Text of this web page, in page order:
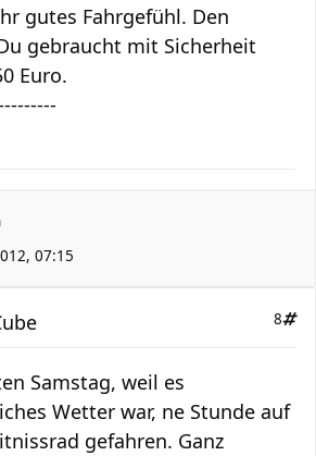
gutes Fahrgefühl. Den
gebraucht mit Sicherheit
Euro.
07:15
8
Samstag, weil es
Wetter war, ne Stunde auf
gefahren. Ganz